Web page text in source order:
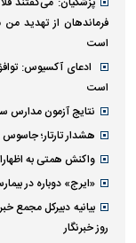
فرماندهان از تهدید
است
ادعای آکسیوس:
است
نتایج آزمون مدارس
هشدار تارتار؛
واکنش همتی به
«ایرج» دوباره در
بیانیه دبیرکل مجمع
روز خبرنگار